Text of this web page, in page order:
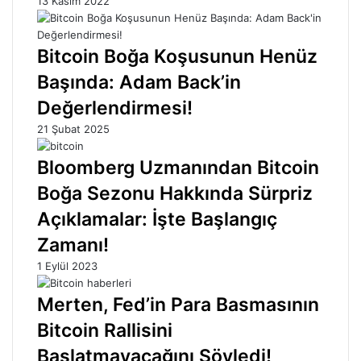
Bitcoin Boğa Koşusunun Henüz
Başında: Adam Back’in
Değerlendirmesi!
21 Şubat 2025
Bloomberg Uzmanından Bitcoin
Boğa Sezonu Hakkında Sürpriz
Açıklamalar: İşte Başlangıç
Zamanı!
1 Eylül 2023
Merten, Fed’in Para Basmasının
Bitcoin Rallisini
Başlatmayacağını Söyledi!